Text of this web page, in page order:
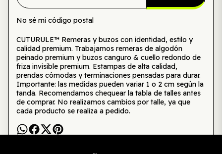
No sé mi código postal
CUTURULE™ Remeras y buzos con identidad, estilo y
calidad premium. Trabajamos remeras de algodón
peinado premium y buzos canguro & cuello redondo de
friza invisible premium. Estampas de alta calidad,
prendas cómodas y terminaciones pensadas para durar.
Importante: las medidas pueden variar 1 o 2 cm según la
tanda. Recomendamos chequear la tabla de talles antes
de comprar. No realizamos cambios por talle, ya que
cada producto se realiza a pedido.